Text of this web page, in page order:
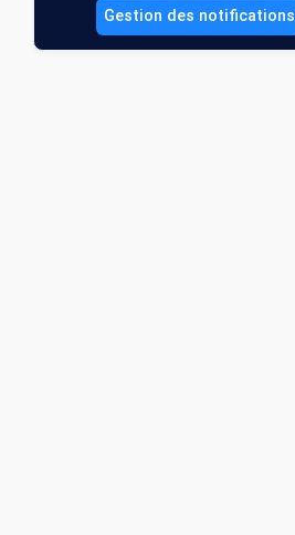
Gestion des notifications